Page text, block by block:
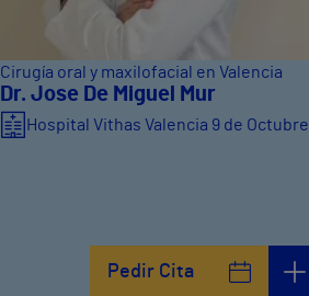
Cirugía oral y maxilofacial en Valencia
Dr. Jose De Miguel Mur
Hospital Vithas Valencia 9 de Octubre
Pedir Cita